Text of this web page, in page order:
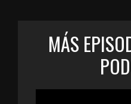
MÁS